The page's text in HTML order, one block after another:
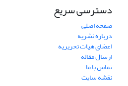
دسترسی سریع
صفحه اصلی
درباره نشریه
اعضای هیات تحریریه
ارسال مقاله
تماس با ما
نقشه سایت